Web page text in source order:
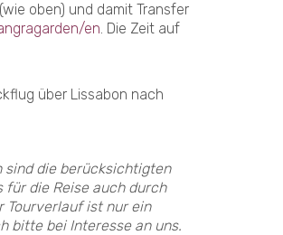
oben) und damit Transfer
en. Die Zeit auf
über Lissabon nach
sind die berücksichtigten
für die Reise auch durch
Tourverlauf ist nur ein
bitte bei Interesse an uns.